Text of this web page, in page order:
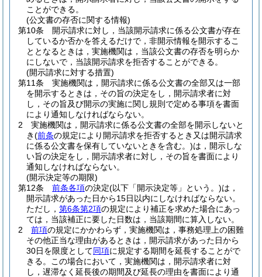
ことができる。
(公文書の存否に関する情報)
第10条
開示請求に対し，当該開示請求に係る公文書が存在
しているか否かを答えるだけで，非開示情報を開示するこ
ととなるときは，実施機関は，当該公文書の存否を明らか
にしないで，当該開示請求を拒否することができる。
(開示請求に対する措置)
第11条
実施機関は，開示請求に係る公文書の全部又は一部
を開示するときは，その旨の決定をし，開示請求者に対
し，その旨及び開示の実施に関し規則で定める事項を書面
により通知しなければならない。
2
実施機関は，開示請求に係る公文書の全部を開示しないと
き(前条の規定により開示請求を拒否するとき又は開示請求
に係る公文書を保有していないときを含む。)は，開示しな
い旨の決定をし，開示請求者に対し，その旨を書面により
通知しなければならない。
(開示決定等の期限)
第12条
前条各項の決定(以下「開示決定等」という。)は，
開示請求があった日から15日以内にしなければならない。
ただし， 第6条第2項の規定により補正を求めた場合にあっ
ては，当該補正に要した日数は，当該期間に算入しない。
2
前項の規定にかかわらず，実施機関は，事務処理上の困難
その他正当な理由があるときは，開示請求があった日から
30日を限度として同項に規定する期間を延長することがで
きる。
この場合において，実施機関は，開示請求者に対
し，遅滞なく延長後の期間及び延長の理由を書面により通